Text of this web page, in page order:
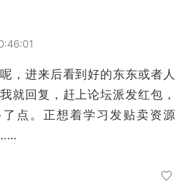
，进来后看到好的东东或者人
就回复，赶上论坛派发红包，
点。正想着学习发贴卖资源